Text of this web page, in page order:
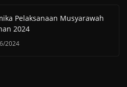
Pelaksanaan Musyarawah
2024
2024